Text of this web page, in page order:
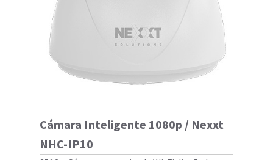
Cámara Inteligente 1080p / Nexxt
NHC-IP10